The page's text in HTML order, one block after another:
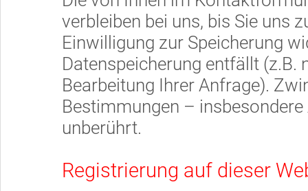
verbleiben bei uns, bis Sie uns
Einwilligung zur Speicherung
Datenspeicherung entfällt (z.B.
Bearbeitung Ihrer Anfrage).
Bestimmungen –
unberührt.
Registrierung auf dieser